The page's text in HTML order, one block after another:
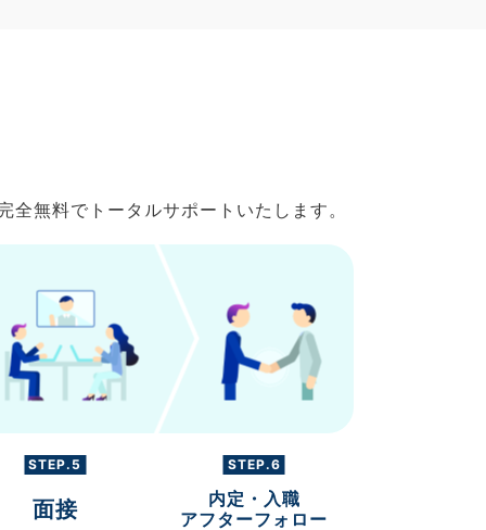
無料でトータルサポートいたします。
STEP.5
面接
STEP.6
内定・入職
アフターフォロー